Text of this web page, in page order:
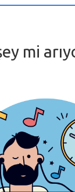
mi